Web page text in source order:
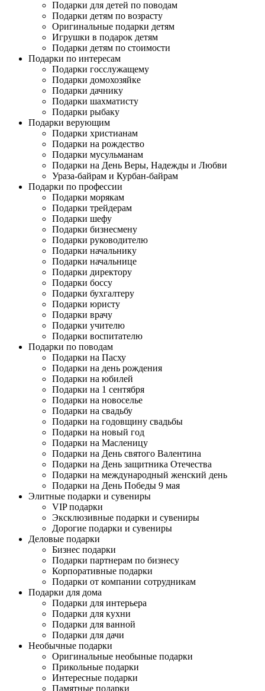
Подарки для детей по поводам
Подарки детям по возрасту
Оригинальные подарки детям
Игрушки в подарок детям
Подарки детям по стоимости
Подарки по интересам
Подарки госслужащему
Подарки домохозяйке
Подарки дачнику
Подарки шахматисту
Подарки рыбаку
Подарки верующим
Подарки христианам
Подарки на рождество
Подарки мусульманам
Подарки на День Веры, Надежды и Любви
Ураза-байрам и Курбан-байрам
Подарки по профессии
Подарки морякам
Подарки трейдерам
Подарки шефу
Подарки бизнесмену
Подарки руководителю
Подарки начальнику
Подарки начальнице
Подарки директору
Подарки боссу
Подарки бухгалтеру
Подарки юристу
Подарки врачу
Подарки учителю
Подарки воспитателю
Подарки по поводам
Подарки на Пасху
Подарки на день рождения
Подарки на юбилей
Подарки на 1 сентября
Подарки на новоселье
Подарки на свадьбу
Подарки на годовщину свадьбы
Подарки на новый год
Подарки на Масленицу
Подарки на День святого Валентина
Подарки на День защитника Отечества
Подарки на международный женский день
Подарки на День Победы 9 мая
Элитные подарки и сувениры
VIP подарки
Эксклюзивные подарки и сувениры
Дорогие подарки и сувениры
Деловые подарки
Бизнес подарки
Подарки партнерам по бизнесу
Корпоративные подарки
Подарки от компании сотрудникам
Подарки для дома
Подарки для интерьера
Подарки для кухни
Подарки для ванной
Подарки для дачи
Необычные подарки
Оригинальные необыные подарки
Прикольные подарки
Интересные подарки
Памятные подарки